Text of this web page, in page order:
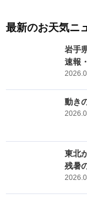
最新のお天気ニ
岩手
速報
動き
東北
残暑